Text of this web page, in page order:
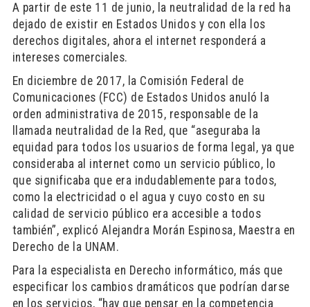
A partir de este 11 de junio, la neutralidad de la red ha
dejado de existir en Estados Unidos y con ella los
derechos digitales, ahora el internet responderá a
intereses comerciales.
En diciembre de 2017, la Comisión Federal de
Comunicaciones (FCC) de Estados Unidos anuló la
orden administrativa de 2015, responsable de la
llamada neutralidad de la Red, que “aseguraba la
equidad para todos los usuarios de forma legal, ya que
consideraba al internet como un servicio público, lo
que significaba que era indudablemente para todos,
como la electricidad o el agua y cuyo costo en su
calidad de servicio público era accesible a todos
también”, explicó Alejandra Morán Espinosa, Maestra en
Derecho de la UNAM.
Para la especialista en Derecho informático, más que
especificar los cambios dramáticos que podrían darse
en los servicios, “hay que pensar en la competencia